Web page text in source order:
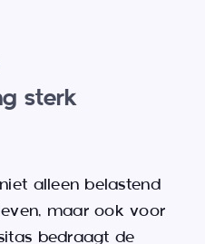
sterk
alleen belastend
maar ook voor
bedraagt de